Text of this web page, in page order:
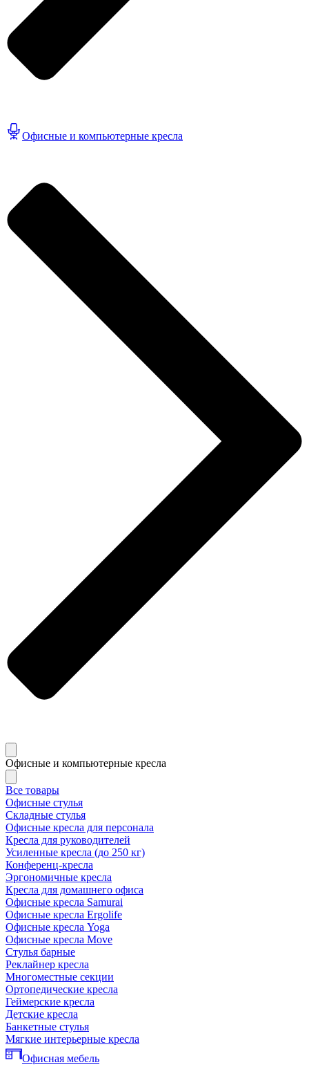
Офисные и компьютерные кресла
Офисные и компьютерные кресла
Все товары
Офисные стулья
Складные стулья
Офисные кресла для персонала
Кресла для руководителей
Усиленные кресла (до 250 кг)
Конференц-кресла
Эргономичные кресла
Кресла для домашнего офиса
Офисные кресла Samurai
Офисные кресла Ergolife
Офисные кресла Yoga
Офисные кресла Move
Стулья барные
Реклайнер кресла
Многоместные секции
Ортопедические кресла
Геймерские кресла
Детские кресла
Банкетные стулья
Мягкие интерьерные кресла
Офисная мебель